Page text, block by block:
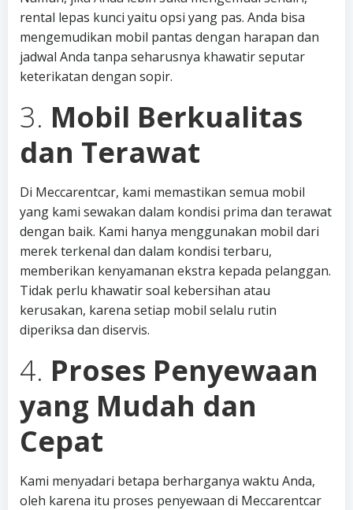
rental lepas kunci yaitu opsi yang pas. Anda bisa
mengemudikan mobil pantas dengan harapan dan
jadwal Anda tanpa seharusnya khawatir seputar
keterikatan dengan sopir.
3. Mobil Berkualitas
dan Terawat
Di Meccarentcar, kami memastikan semua mobil
yang kami sewakan dalam kondisi prima dan terawat
dengan baik. Kami hanya menggunakan mobil dari
merek terkenal dan dalam kondisi terbaru,
memberikan kenyamanan ekstra kepada pelanggan.
Tidak perlu khawatir soal kebersihan atau
kerusakan, karena setiap mobil selalu rutin
diperiksa dan diservis.
4. Proses Penyewaan
yang Mudah dan
Cepat
Kami menyadari betapa berharganya waktu Anda,
oleh karena itu proses penyewaan di Meccarentcar